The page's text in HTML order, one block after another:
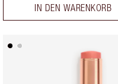
IN DEN WARENKORB